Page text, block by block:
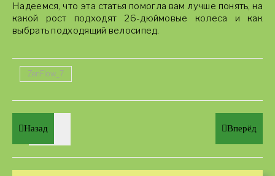
Надеемся, что эта статья помогла вам лучше понять, на
какой рост подходят 26-дюймовые колеса и как
выбрать подходящий велосипед.
ZenFlow_7
Назад Вперёд